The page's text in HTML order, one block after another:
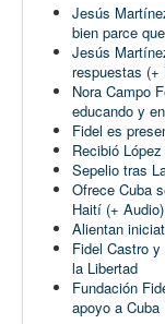
Jesús
bien parce
Jesús
respuestas (+
Nora Campo
educando y
Fidel es
Recibió
Sepelio tras
Ofrece Cuba
Haití (+ Audio)
Alientan
Fidel Castro
la Libertad
Fundación
apoyo a Cuba